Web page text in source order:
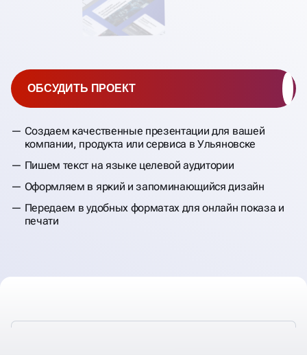
Создаем качественные презентации для вашей
компании, продукта или сервиса в Ульяновске
Пишем текст на языке целевой аудитории
Оформляем в яркий и запоминающийся дизайн
Передаем в удобных форматах для онлайн показа и
печати
ОБСУДИТЬ ПРОЕКТ